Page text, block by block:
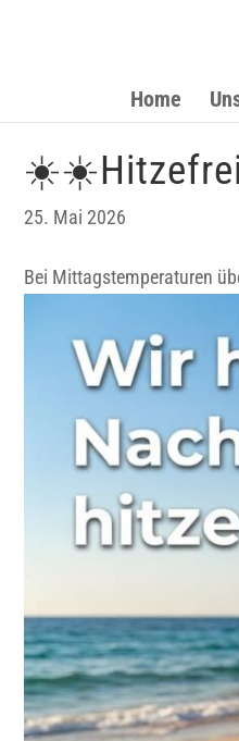
Home
☀️☀️Hitzefrei
25. Mai 2026
Bei Mittagstemperaturen